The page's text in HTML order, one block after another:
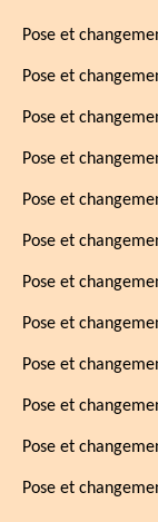
Pose et
Pose et
Pose et
Pose et
Pose et
Pose et
Pose et
Pose et
Pose et
Pose et
Pose et
Pose et